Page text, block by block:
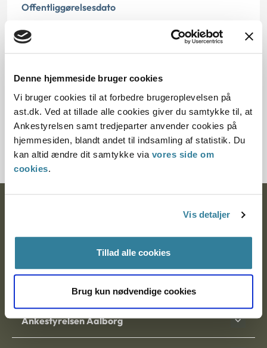
Denne hjemmeside bruger cookies
Vi bruger cookies til at forbedre brugeroplevelsen på
ast.dk. Ved at tillade alle cookies giver du samtykke til, at
Ankestyrelsen samt tredjeparter anvender cookies på
hjemmesiden, blandt andet til indsamling af statistik. Du
kan altid ændre dit samtykke via vores side om
cookies.
Vis detaljer
Tillad alle cookies
Brug kun nødvendige cookies
Offentliggørelsesdato
12.07.2013
§ 112 § 97
Journalnummer
3500321-04
Postadresse:
9000 Aalborg
Ankestyrelsen Aalborg